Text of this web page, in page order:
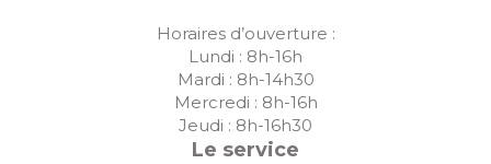
Horaires d’ouverture :
Lundi : 8h-16h
Mardi : 8h-14h30
Mercredi : 8h-16h
Jeudi : 8h-16h30
Le service